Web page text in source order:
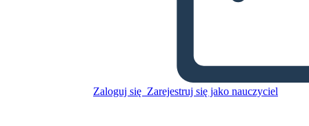
Zaloguj się Zarejestruj się jako nauczyciel